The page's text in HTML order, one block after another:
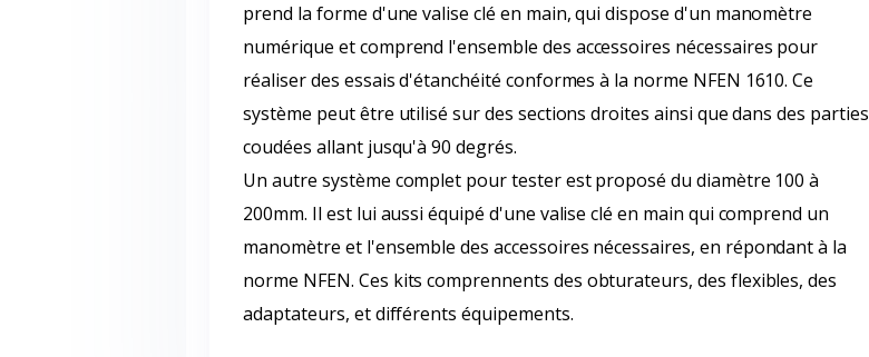
prend la forme d'une valise clé en main, qui dispose d'un manomètre
numérique et comprend l'ensemble des accessoires nécessaires pour
réaliser des essais d'étanchéité conformes à la norme NFEN 1610. Ce
système peut être utilisé sur des sections droites ainsi que dans des parties
coudées allant jusqu'à 90 degrés.
Un autre système complet pour tester est proposé du diamètre 100 à
200mm. Il est lui aussi équipé d'une valise clé en main qui comprend un
manomètre et l'ensemble des accessoires nécessaires, en répondant à la
norme NFEN. Ces kits comprennents des obturateurs, des flexibles, des
adaptateurs, et différents équipements.